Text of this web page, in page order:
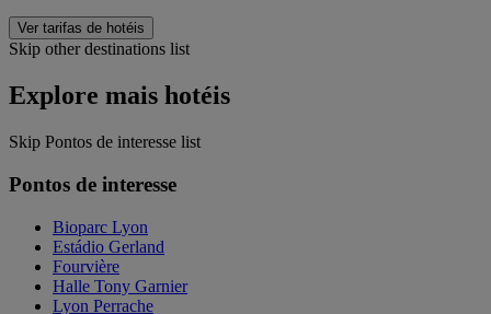
Ver tarifas de hotéis
Skip other destinations list
Explore mais hotéis
Skip Pontos de interesse list
Pontos de interesse
Bioparc Lyon
Estádio Gerland
Fourvière
Halle Tony Garnier
Lyon Perrache